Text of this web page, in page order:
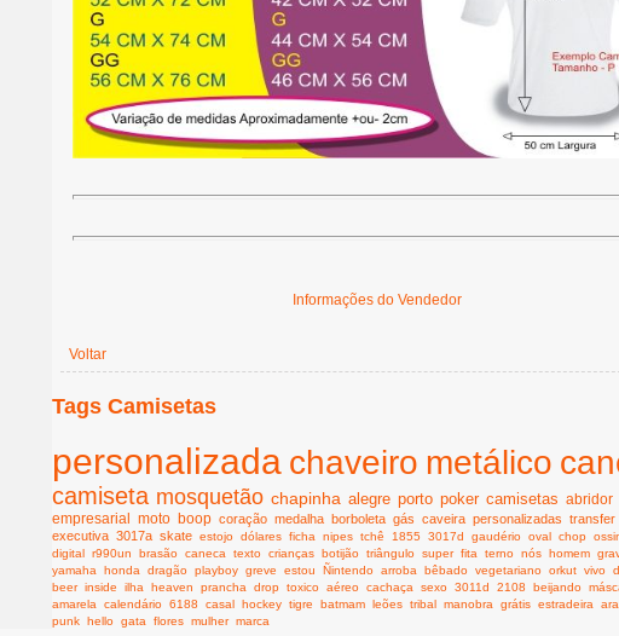
Informações do Vendedor
Voltar
Tags Camisetas
personalizada chaveiro metálico
camiseta mosquetão chapinha alegre porto poker camisetas abridor
empresarial moto boop coração medalha borboleta gás caveira personalizadas transfer
executiva 3017a skate estojo dólares ficha nipes tchê 1855 3017d gaudério oval chop
digital r990un brasão caneca texto crianças botijão triângulo super fita terno nós homem
yamaha
honda dragão playboy greve estou Ñintendo arroba bêbado vegetariano orkut vivo
beer inside ilha heaven prancha drop toxico aéreo cachaça sexo 3011d 2108 beijando
amarela
calendário 6188 casal hockey tigre batmam leões tribal manobra grátis estradeira
punk hello gata flores mulher marca